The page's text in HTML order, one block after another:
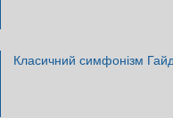
Класичний симфонізм